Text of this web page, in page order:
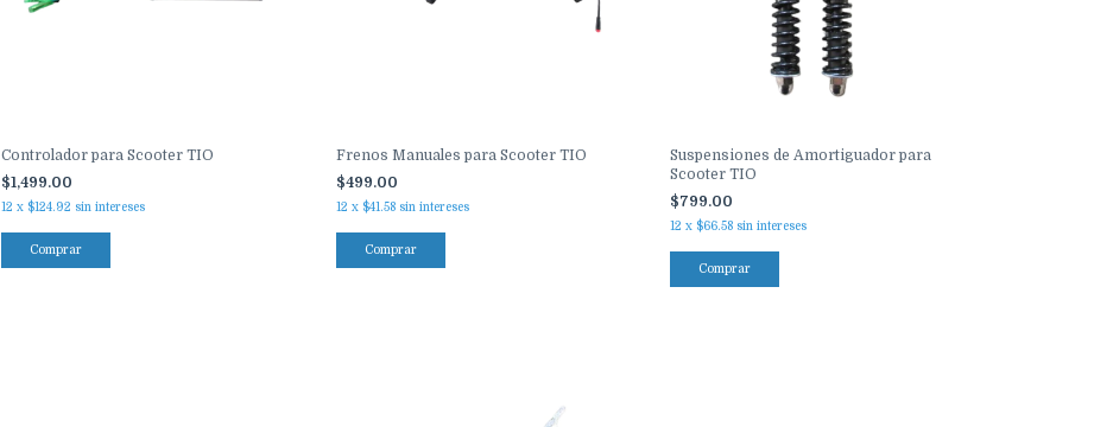
Controlador para Scooter TIO
$1,499.00
12 x $124.92 sin intereses
Comprar
Frenos Manuales para Scooter TIO
$499.00
12 x $41.58 sin intereses
Comprar
Suspensiones de Amortiguador para
Scooter TIO
$799.00
12 x $66.58 sin intereses
Comprar